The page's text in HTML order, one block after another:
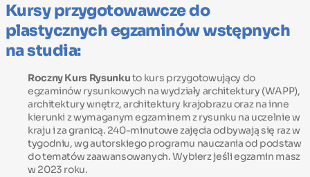
Kursy przygotowawcze do
plastycznych egzaminów wstępnych
na studia:
Roczny Kurs Rysunkuto kurs przygotowujący do
egzaminów rysunkowych na wydziały architektury (WAPP),
architektury wnętrz, architektury krajobrazu oraz na inne
kierunki z wymaganym egzaminem z rysunku na uczelnie w
kraju i za granicą. 240-minutowe zajęcia odbywają się raz w
tygodniu, wg autorskiego programu nauczania od podstaw
do tematów zaawansowanych. Wybierz jeśli egzamin masz
w 2023 roku.